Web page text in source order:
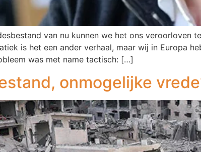
van nu kunnen we het ons
is het een ander verhaal, maar wij in Europa
was met name tactisch: […]
onmogelijke